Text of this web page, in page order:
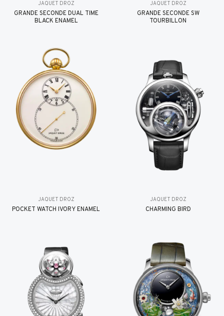
JAQUET DROZ
GRANDE SECONDE DUAL TIME
BLACK ENAMEL
JAQUET DROZ
GRANDE SECONDE SW
TOURBILLON
JAQUET DROZ
POCKET WATCH IVORY ENAMEL
JAQUET DROZ
CHARMING BIRD